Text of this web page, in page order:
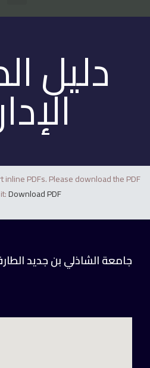
دليل
PDFs. Please download the PDF
Download PDF
جامعة الشاذلي بن جديد